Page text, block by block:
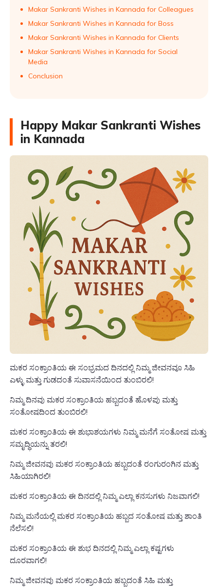
Makar Sankranti Wishes in Kannada for Colleagues
Makar Sankranti Wishes in Kannada for Boss
Makar Sankranti Wishes in Kannada for Clients
Makar Sankranti Wishes in Kannada for Social
Media
Conclusion
Happy Makar Sankranti Wishes
in Kannada
ಮಕರ ಸಂಕ್ರಾಂತಿಯ ಈ ಸಂಭ್ರಮದ ದಿನದಲ್ಲಿ ನಿಮ್ಮ ಜೀವನವೂ ಸಿಹಿ
ಎಳ್ಳು ಮತ್ತು ಗುಡದಂತೆ ಸುವಾಸನೆಯಿಂದ ತುಂಬಿರಲಿ!
ನಿಮ್ಮ ದಿನವು ಮಕರ ಸಂಕ್ರಾಂತಿಯ ಹಬ್ಬದಂತೆ ಹೊಳಪು ಮತ್ತು
ಸಂತೋಷದಿಂದ ತುಂಬಿರಲಿ!
ಮಕರ ಸಂಕ್ರಾಂತಿಯ ಈ ಶುಭಾಶಯಗಳು ನಿಮ್ಮ ಮನೆಗೆ ಸಂತೋಷ ಮತ್ತು
ಸಮೃದ್ಧಿಯನ್ನು ತರಲಿ!
ನಿಮ್ಮ ಜೀವನವು ಮಕರ ಸಂಕ್ರಾಂತಿಯ ಹಬ್ಬದಂತೆ ರಂಗುರಂಗಿನ ಮತ್ತು
ಸಿಹಿಯಾಗಿರಲಿ!
ಮಕರ ಸಂಕ್ರಾಂತಿಯ ಈ ದಿನದಲ್ಲಿ ನಿಮ್ಮ ಎಲ್ಲಾ ಕನಸುಗಳು ನಿಜವಾಗಲಿ!
ನಿಮ್ಮ ಮನೆಯಲ್ಲಿ ಮಕರ ಸಂಕ್ರಾಂತಿಯ ಹಬ್ಬದ ಸಂತೋಷ ಮತ್ತು ಶಾಂತಿ
ನೆಲೆಸಲಿ!
ಮಕರ ಸಂಕ್ರಾಂತಿಯ ಈ ಶುಭ ದಿನದಲ್ಲಿ ನಿಮ್ಮ ಎಲ್ಲಾ ಕಷ್ಟಗಳು
ದೂರವಾಗಲಿ!
ನಿಮ್ಮ ಜೀವನವು ಮಕರ ಸಂಕ್ರಾಂತಿಯ ಹಬ್ಬದಂತೆ ಸಿಹಿ ಮತ್ತು